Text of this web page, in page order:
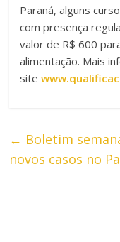
Paraná, alguns
com presença
valor de R$ 600
alimentação. Mais
site
← Boletim
novos casos no